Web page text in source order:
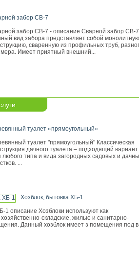
забор СВ-7
забор СВ-7 - описание Сварной забор СВ-7
вид забора представляет собой монолитную
сваренную из профильных труб,
Имеет приятный внешний...
туалет «прямоугольный»
туалет "прямоугольный" Классическая
дачного туалета – подходящий вариант
любого типа и вида загородных садовых и
...
Хозблок, бытовка ХБ-1
1 описание Хозблоки используют как
складские, жилые и санитарно-
Данный хозблок имеет з помещения под